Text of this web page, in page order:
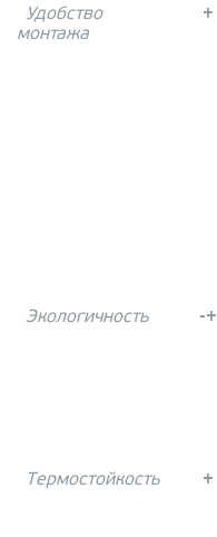
Удобство
монтажа
+
Экологичность
-+
Термостойкость
+